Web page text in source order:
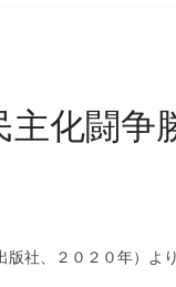
主化闘争
社、２０２０年）より